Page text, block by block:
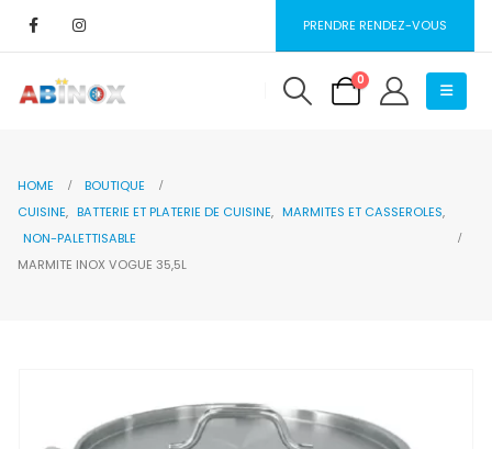
PRENDRE RENDEZ-VOUS
0
HOME
BOUTIQUE
CUISINE, BATTERIE ET PLATERIE DE CUISINE, MARMITES ET CASSEROLES,
NON-PALETTISABLE
MARMITE INOX VOGUE 35,5L